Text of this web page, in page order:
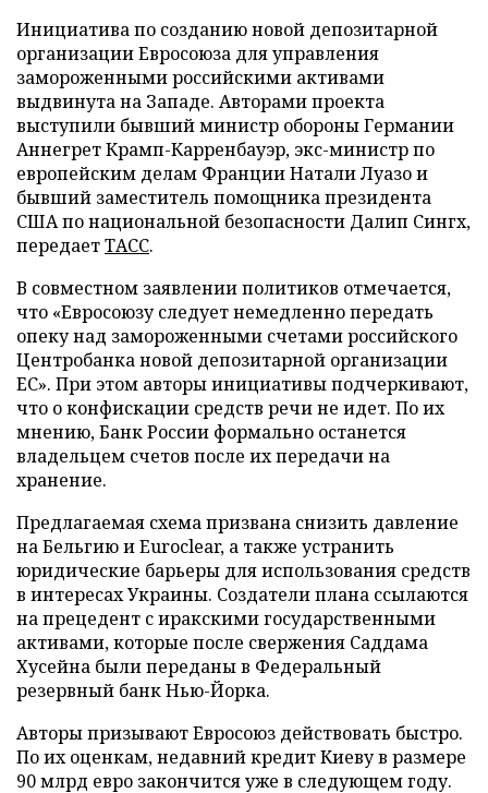
Инициатива по созданию новой депозитарной
организации Евросоюза для управления
замороженными российскими активами
выдвинута на Западе. Авторами проекта
выступили бывший министр обороны Германии
Аннегрет Крамп-Карренбауэр, экс-министр по
европейским делам Франции Натали Луазо и
бывший заместитель помощника президента
США по национальной безопасности Далип Сингх,
передаетТАСС.
В совместном заявлении политиков отмечается,
что «Евросоюзу следует немедленно передать
опеку над замороженными счетами российского
Центробанка новой депозитарной организации
ЕС». При этом авторы инициативы подчеркивают,
что о конфискации средств речи не идет. По их
мнению, Банк России формально останется
владельцем счетов после их передачи на
хранение.
Предлагаемая схема призвана снизить давление
на Бельгию и Euroclear, а также устранить
юридические барьеры для использования средств
в интересах Украины. Создатели плана ссылаются
на прецедент с иракскими государственными
активами, которые после свержения Саддама
Хусейна были переданы в Федеральный
резервный банк Нью-Йорка.
Авторы призывают Евросоюз действовать быстро.
По их оценкам, недавний кредит Киеву в размере
90 млрд евро закончится уже в следующем году.